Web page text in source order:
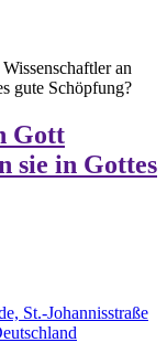
an
gute Schöpfung?
Gott
sie in Gottes
St.-Johannisstraße